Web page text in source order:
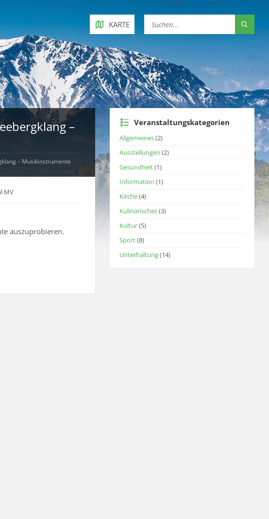
KARTE
–
– Musikinstrumente
MV
auszuprobieren.
Veranstaltungskategorien
Allgemeines(2)
Ausstellungen (2)
Gesundheit(1)
Information (1)
Kirche(4)
Kulinarisches(3)
Kultur(5)
Sport(8)
Unterhaltung(14)